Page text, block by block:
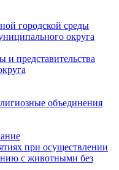
городской среды
округа
и представительства
объединения
при осуществлении
с животными без